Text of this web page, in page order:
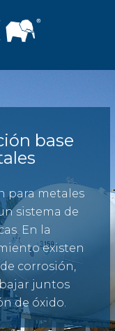
base
para metales
sistema de
En la
existen
corrosión,
juntos
de óxido.